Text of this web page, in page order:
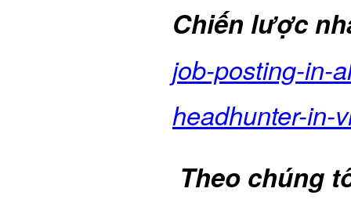
Chiến lược
job-posting-in-
headhunter-in-
Theo chúng